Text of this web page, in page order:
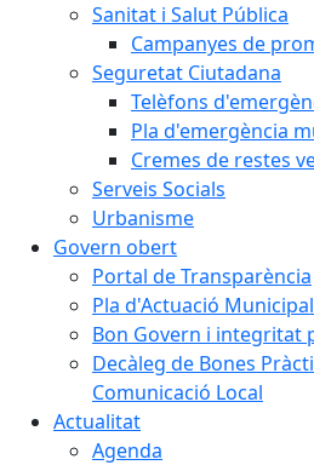
Sanitat i Salut Pública
Campanyes de
Seguretat Ciutadana
Telèfons
Pla d'emergència
Cremes de restes
Serveis Socials
Urbanisme
Govern obert
Portal de Transparència
Pla d'Actuació
Bon Govern i integritat
Decàleg de Bones
Comunicació Local
Actualitat
Agenda